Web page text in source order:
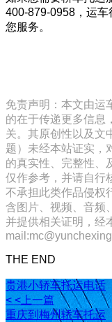
400-879-0958，运
您服务。
免责声明：本文由运
的在于传递更多信息
关。其原创性以及文
题）未经本站证实，
的真实性、完整性、
仅作参考，并请自行
不承担此类作品侵权
含图片、视频、音频
并提供相关证明，经
THE END
贵港小轿车托运电话
< <上一篇
重庆到梅州轿车托运